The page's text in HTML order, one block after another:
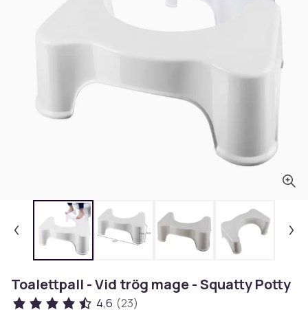
Toalettpall - Vid trög mage - Squatty Potty
4,6 (23)